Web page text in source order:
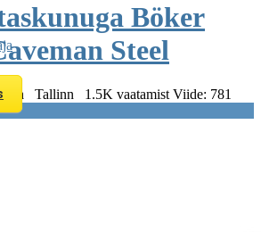
Böker
Steel
Tallinn 1.5K vaatamist Viide: 781